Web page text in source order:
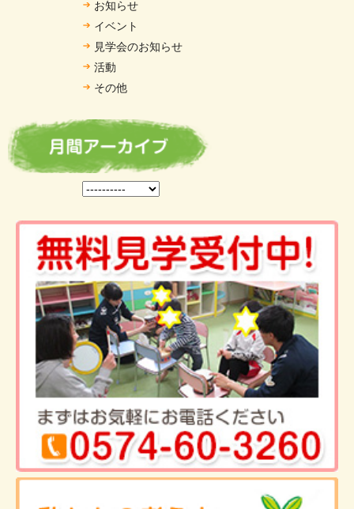
お知らせ
イベント
見学会のお知らせ
活動
その他